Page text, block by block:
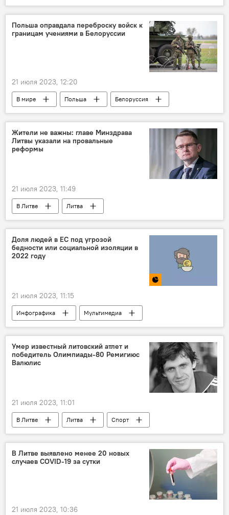
саммит
Саммит НАТО в Литве
медицина
здравоохранение
Польша оправдала переброску войск к
границам учениями в Белоруссии
21 июля 2023, 12:20
В мире Польша Белоруссия
Жители не важны: главе Минздрава
Литвы указали на провальные
реформы
21 июля 2023, 11:49
В Литве
Литва
Министерство здравоохранения
самоуправления
Доля людей в ЕС под угрозой
бедности или социальной изоляции в
2022 году
21 июля 2023, 11:15
Инфографика
Мультимедиа
социальная изоляция
ЕС
Литва
Умер известный литовский атлет и
победитель Олимпиады-80 Ремигиюс
Валюлис
21 июля 2023, 11:01
В Литве Литва
Спорт
спорт
литовский спорт смерть
В Литве выявлено менее 20 новых
случаев COVID-19 за сутки
21 июля 2023, 10:36